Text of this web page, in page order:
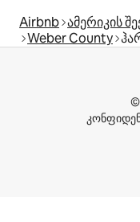
Airbnb ამერიკის
Weber County
©